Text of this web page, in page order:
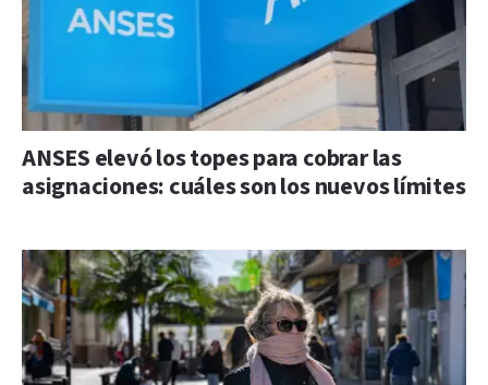
ANSES elevó los topes para cobrar las
asignaciones: cuáles son los nuevos límites